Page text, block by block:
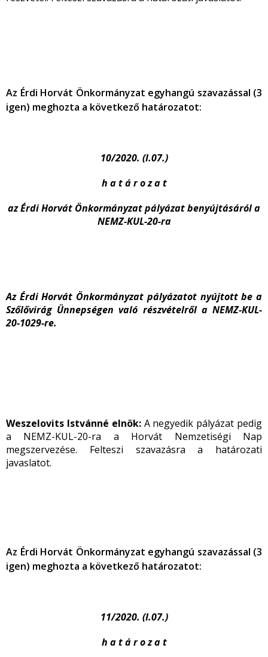
Az Érdi Horvát Önkormányzat egyhangú szavazással (3
igen) meghozta a következő határozatot:
10/2020. (I.07.)
h a t á r o z a t
az Érdi Horvát Önkormányzat pályázat benyújtásáról a
NEMZ-KUL-20-ra
Az Érdi Horvát Önkormányzat pályázatot nyújtott be a
Szőlővirág Ünnepségen való részvételről a NEMZ-KUL-
20-1029-re.
Weszelovits Istvánné elnök: A negyedik pályázat pedig
a NEMZ-KUL-20-ra a Horvát Nemzetiségi Nap
megszervezése. Felteszi szavazásra a határozati
javaslatot.
Az Érdi Horvát Önkormányzat egyhangú szavazással (3
igen) meghozta a következő határozatot:
11/2020. (I.07.)
h a t á r o z a t